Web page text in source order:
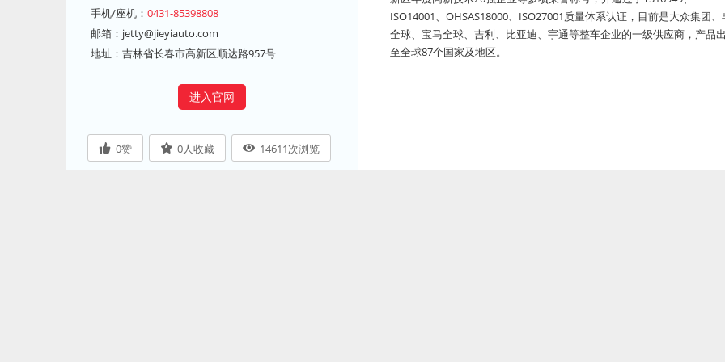
手机/座机： 0431-85398808
邮箱： jetty@jieyiauto.com
地址：吉林省长春市高新区顺达路957号
进入官网
0赞 0人收藏 14611次浏览
ISO14001、OHSAS18000、ISO27001质量体系认证，目前是大众集团、
全球、宝马全球、吉利、比亚迪、宇通等整车企业的一级供应商，产品
至全球87个国家及地区。